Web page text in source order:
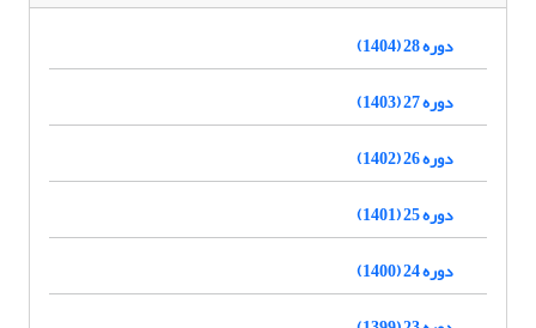
دوره 28 (1404)
دوره 27 (1403)
دوره 26 (1402)
دوره 25 (1401)
دوره 24 (1400)